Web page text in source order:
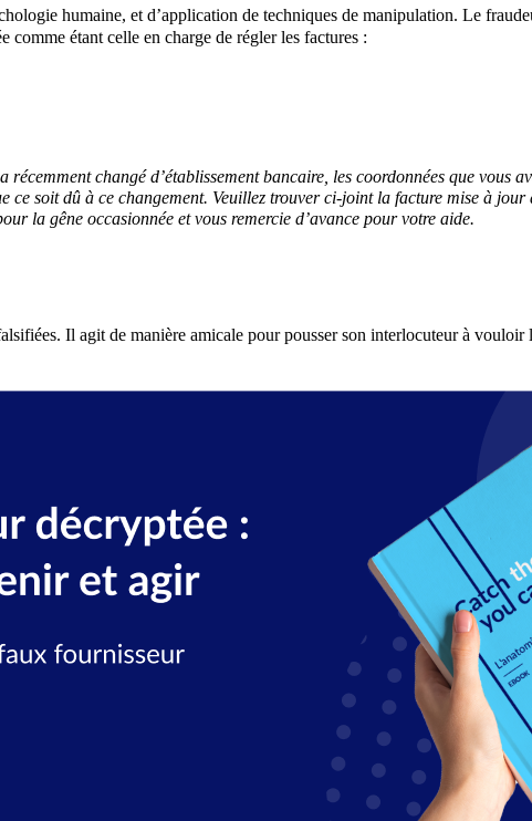
humaine, et d’application de techniques de manipulation. Le
étant celle en charge de régler les factures :
changé d’établissement bancaire, les coordonnées que vous
ce soit dû à ce changement. Veuillez trouver ci-joint la facture mise à jour
la gêne occasionnée et vous remercie d’avance pour votre aide.
Il agit de manière amicale pour pousser son interlocuteur à